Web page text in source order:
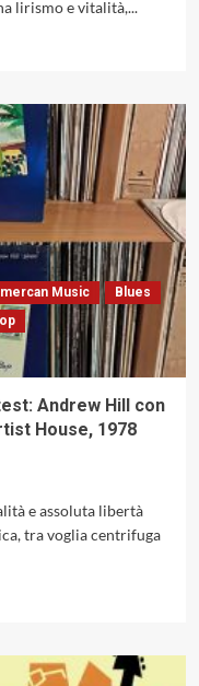
lirismo e vitalità,...
Music
Blues
Andrew Hill con
House, 1978
e assoluta libertà
tra voglia centrifuga